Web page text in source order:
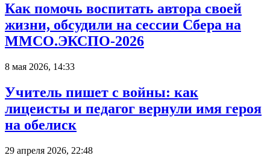
Как помочь воспитать автора своей
жизни, обсудили на сессии Сбера на
ММСО.ЭКСПО-2026
8 мая 2026, 14:33
Учитель пишет с войны: как
лицеисты и педагог вернули имя героя
на обелиск
29 апреля 2026, 22:48